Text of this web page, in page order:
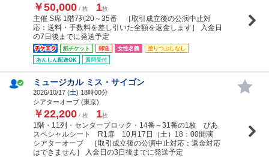
￥50,000 / 枚 1枚
主催 S席 1階7列20～35番 ［取引成立後の公演中止対
応：送料・手数料を差し引いた全額を返金します］ 入金日
の7日後までに発送予定
紙チケット 郵送 女性名義
塗りつぶしなし
あんしん配送OK
質問受付
ミュージカル ミス・サイゴン
2026/10/17 (土) 18時00分
シアターオーブ (東京)
￥22,200 / 枚 1枚
1階・11列・センターブロック・14番～31番の1枚 ぴあ
スペシャルシート R1扉 10月17日（土）18：00開演
シアターオーブ ［取引成立後の公演中止対応：返金対応
はできません］ 入金日の3日後までに発送予定